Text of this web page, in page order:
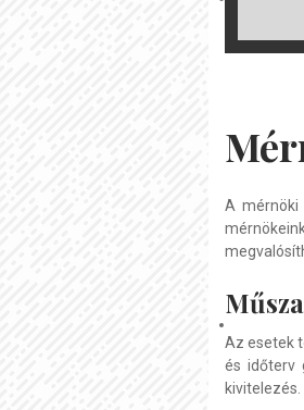
A mérnöki
Az esetek
és időterv
kivitelezés.